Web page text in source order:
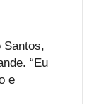
Santos,
“Eu
e